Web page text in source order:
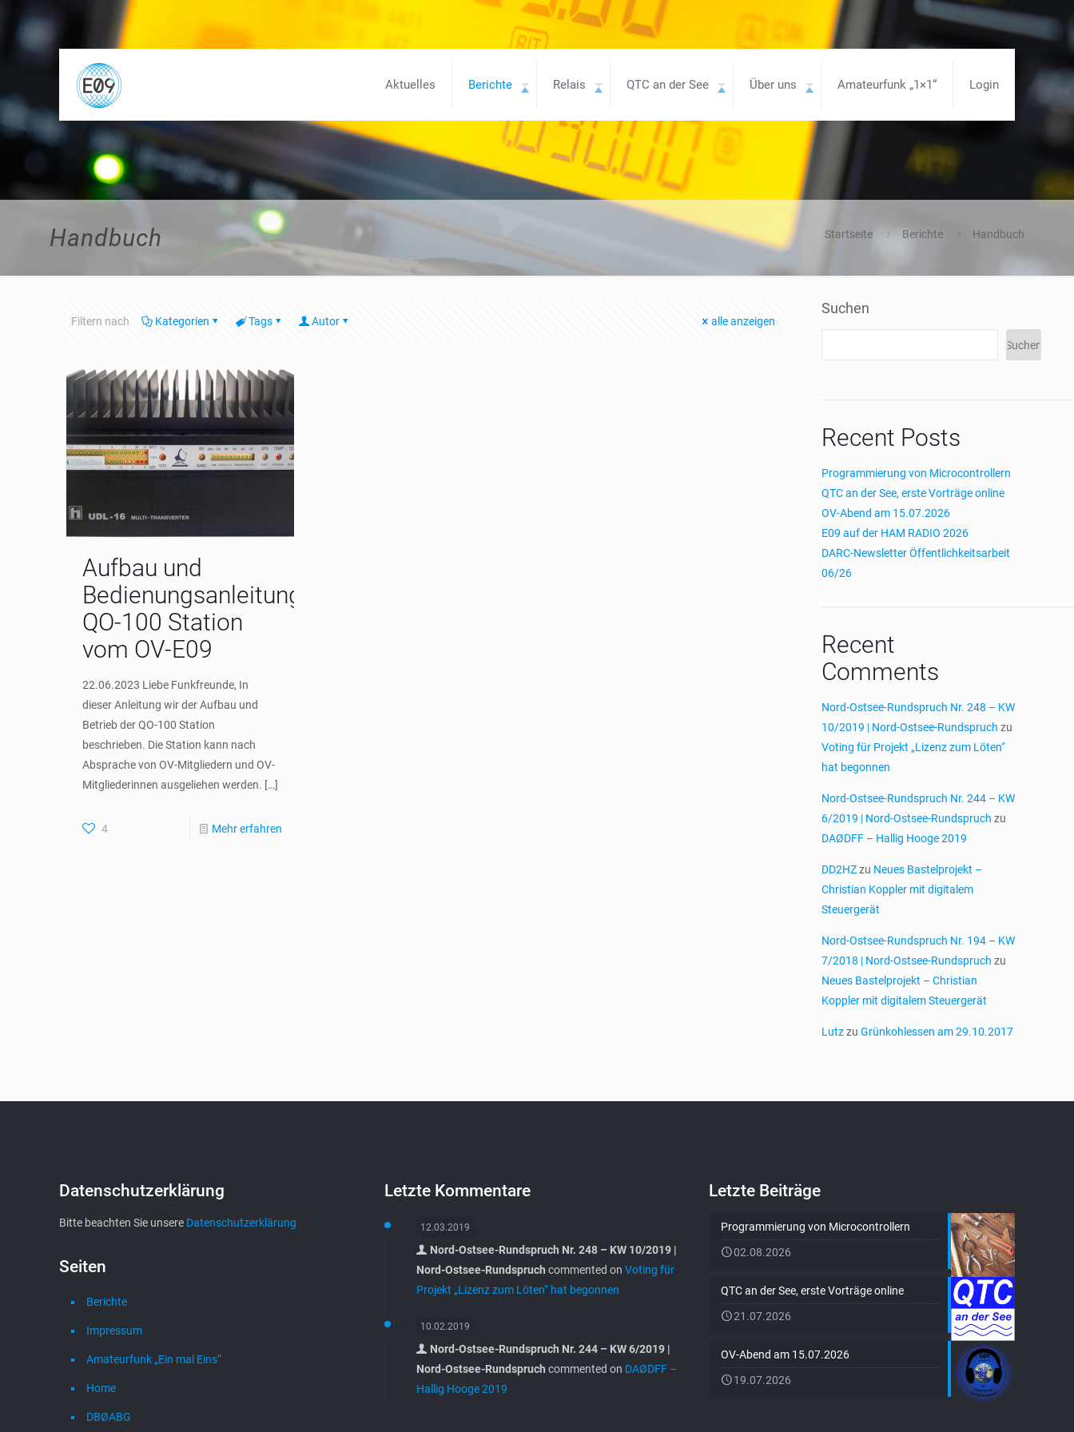
Aktuelles Berichte Relais QTC an der See Über uns Amateurfunk „1×1“ Login
Handbuch Startseite Berichte Handbuch
Filtern nach Kategorien Tags Autor alle anzeigen
Aufbau und
Bedienungsanleitung
QO-100 Station
vom OV-E09
22.06.2023 Liebe Funkfreunde, In
dieser Anleitung wir der Aufbau und
Betrieb der QO-100 Station
beschrieben. Die Station kann nach
Absprache von OV-Mitgliedern und OV-
Mitgliederinnen ausgeliehen werden. […]
4 Mehr erfahren
Suchen
Suchen
Recent Posts
Programmierung von Microcontrollern
QTC an der See, erste Vorträge online
OV-Abend am 15.07.2026
E09 auf der HAM RADIO 2026
DARC-Newsletter Öffentlichkeitsarbeit
06/26
Recent
Comments
Nord-Ostsee-Rundspruch Nr. 248 – KW
10/2019 | Nord-Ostsee-Rundspruch zu
Voting für Projekt „Lizenz zum Löten“
hat begonnen
Nord-Ostsee-Rundspruch Nr. 244 – KW
6/2019 | Nord-Ostsee-Rundspruch zu
DAØDFF – Hallig Hooge 2019
DD2HZzu Neues Bastelprojekt –
Christian Koppler mit digitalem
Steuergerät
Nord-Ostsee-Rundspruch Nr. 194 – KW
7/2018 | Nord-Ostsee-Rundspruch zu
Neues Bastelprojekt – Christian
Koppler mit digitalem Steuergerät
Lutzzu Grünkohlessen am 29.10.2017
Datenschutzerklärung
Bitte beachten Sie unsere Datenschutzerklärung
Seiten
Berichte
Impressum
Amateurfunk „Ein mal Eins“
Home
DBØABG
Letzte Kommentare
12.03.2019
Nord-Ostsee-Rundspruch Nr. 248 – KW 10/2019 |
Nord-Ostsee-Rundspruch commented on Voting für
Projekt „Lizenz zum Löten“ hat begonnen
10.02.2019
Nord-Ostsee-Rundspruch Nr. 244 – KW 6/2019 |
Nord-Ostsee-Rundspruch commented on DAØDFF –
Hallig Hooge 2019
Letzte Beiträge
Programmierung von Microcontrollern
02.08.2026
QTC an der See, erste Vorträge online
21.07.2026
OV-Abend am 15.07.2026
19.07.2026